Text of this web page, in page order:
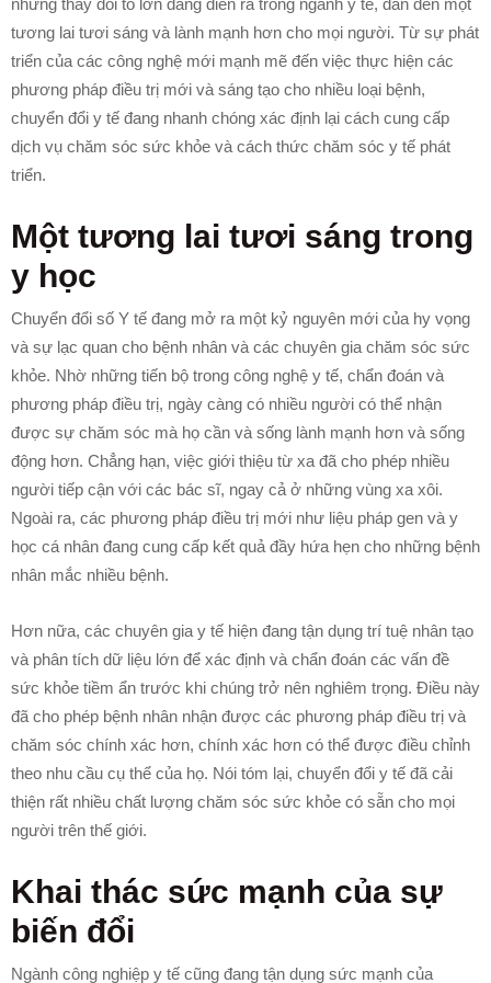
những thay đổi to lớn đang diễn ra trong ngành y tế, dẫn đến một
tương lai tươi sáng và lành mạnh hơn cho mọi người. Từ sự phát
triển của các công nghệ mới mạnh mẽ đến việc thực hiện các
phương pháp điều trị mới và sáng tạo cho nhiều loại bệnh,
chuyển đổi y tế đang nhanh chóng xác định lại cách cung cấp
dịch vụ chăm sóc sức khỏe và cách thức chăm sóc y tế phát
triển.
Một tương lai tươi sáng trong
y học
Chuyển đổi số Y tế đang mở ra một kỷ nguyên mới của hy vọng
và sự lạc quan cho bệnh nhân và các chuyên gia chăm sóc sức
khỏe. Nhờ những tiến bộ trong công nghệ y tế, chẩn đoán và
phương pháp điều trị, ngày càng có nhiều người có thể nhận
được sự chăm sóc mà họ cần và sống lành mạnh hơn và sống
động hơn. Chẳng hạn, việc giới thiệu từ xa đã cho phép nhiều
người tiếp cận với các bác sĩ, ngay cả ở những vùng xa xôi.
Ngoài ra, các phương pháp điều trị mới như liệu pháp gen và y
học cá nhân đang cung cấp kết quả đầy hứa hẹn cho những bệnh
nhân mắc nhiều bệnh.
Hơn nữa, các chuyên gia y tế hiện đang tận dụng trí tuệ nhân tạo
và phân tích dữ liệu lớn để xác định và chẩn đoán các vấn đề
sức khỏe tiềm ẩn trước khi chúng trở nên nghiêm trọng. Điều này
đã cho phép bệnh nhân nhận được các phương pháp điều trị và
chăm sóc chính xác hơn, chính xác hơn có thể được điều chỉnh
theo nhu cầu cụ thể của họ. Nói tóm lại, chuyển đổi y tế đã cải
thiện rất nhiều chất lượng chăm sóc sức khỏe có sẵn cho mọi
người trên thế giới.
Khai thác sức mạnh của sự
biến đổi
Ngành công nghiệp y tế cũng đang tận dụng sức mạnh của